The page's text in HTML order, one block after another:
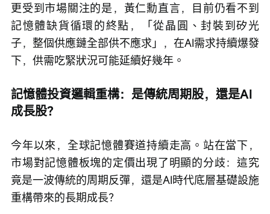
更受到市場關注的是，黃仁勳直言，目前仍看不到
記憶體缺貨循環的終點，「從晶圓、封裝到矽光
子，整個供應鏈全部供不應求」，在AI需求持續爆發
下，供需吃緊狀況可能延續好幾年。
記憶體投資邏輯重構：是傳統周期股，還是AI
成長股？
今年以來，全球記憶體賽道持續走高。站在當下，
市場對記憶體板塊的定價出現了明顯的分歧：這究
竟是一波傳統的周期反彈，還是AI時代底層基礎設施
重構帶來的長期成長？